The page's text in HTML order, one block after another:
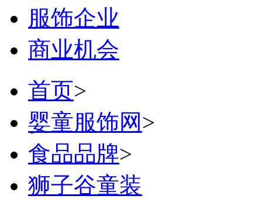
服饰企业
商业机会
首页>
婴童服饰网 >
食品品牌>
狮子谷童装